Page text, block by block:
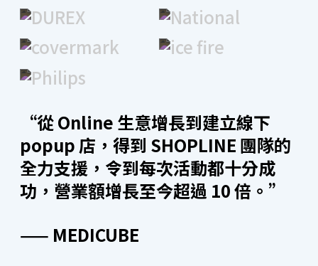
直播購物
SHOPLINE 能串接 Facebook、Instagram、YouTube
Shopping 進行直播。另外更設有獨立直播間功能，只
要輸入關鍵字 +1 即可下單，做到看直播同時下單！從
開播到即時銷售成效分析，一站輕鬆處理，讓直播購物
零時差。另外，SHOPLINE 廣告團隊在直播期間亦會即
取最大的曝光及轉換。
“從 Online 生意增長到建立線下
popup 店，得到 SHOPLINE 團隊的
全力支援，令到每次活動都十分成
功，營業額增長至今超過 10 倍。”
—— MEDICUBE